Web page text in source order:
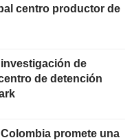
centro productor de
de
de detención
promete una